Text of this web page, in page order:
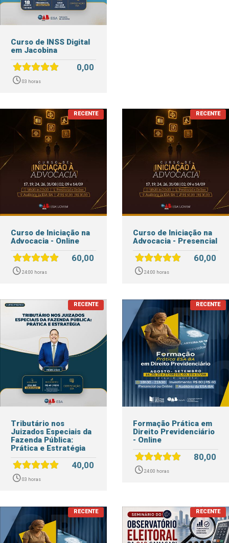
Curso de INSS Digital
em Jacobina
03 horas
0,00
Curso de Iniciação na
Advocacia - Online
24:00 horas
60,00
Curso de Iniciação na
Advocacia - Presencial
24:00 horas
60,00
Tributário nos
Juizados Especiais da
Fazenda Pública:
Prática e Estratégia
03 horas
40,00
Formação Prática em
Direito Previdenciário
- Online
24:00 horas
80,00